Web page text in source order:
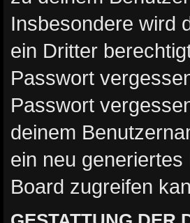
Insbesondere wird
ein Dritter
Passwort
Passwort
deinem
ein neu
Board zugreifen